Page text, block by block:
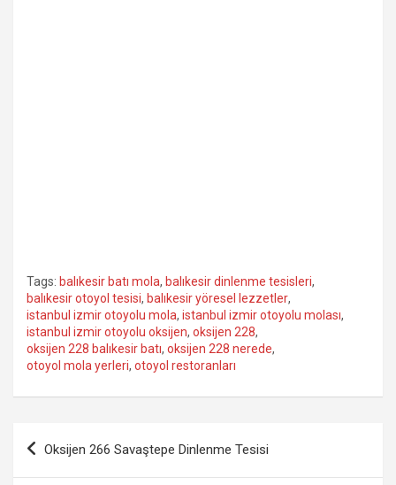
Tags: balıkesir batı mola, balıkesir dinlenme tesisleri,
balıkesir otoyol tesisi, balıkesir yöresel lezzetler,
istanbul izmir otoyolu mola, istanbul izmir otoyolu molası,
istanbul izmir otoyolu oksijen, oksijen 228,
oksijen 228 balıkesir batı, oksijen 228 nerede,
otoyol mola yerleri, otoyol restoranları
Yazı
gezinmesi
Oksijen 266 Savaştepe Dinlenme Tesisi